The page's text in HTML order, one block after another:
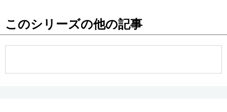
お知らせ
このシリーズの他の記事